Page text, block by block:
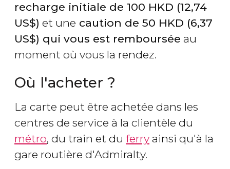
recharge initiale de 100 HKD (12,74
US$) et une caution de 50 HKD (6,37
US$) qui vous est remboursée au
moment où vous la rendez.
Où l'acheter ?
La carte peut être achetée dans les
centres de service à la clientèle du
métro, du train et du ferry ainsi qu'à la
gare routière d'Admiralty.